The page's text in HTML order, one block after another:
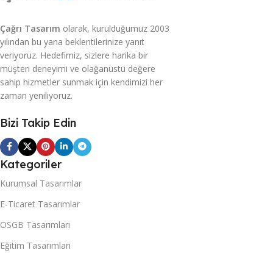
Çağrı Tasarım olarak, kurulduğumuz 2003
yılından bu yana beklentilerinize yanıt
veriyoruz. Hedefimiz, sizlere harika bir
müşteri deneyimi ve olağanüstü değere
sahip hizmetler sunmak için kendimizi her
zaman yeniliyoruz.
Bizi Takip Edin
Kategoriler
Kurumsal Tasarımlar
E-Ticaret Tasarımlar
OSGB Tasarımları
Eğitim Tasarımları